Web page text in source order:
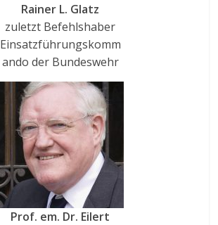
Rainer L. Glatz
zuletzt Befehlshaber
Einsatzführungskomm
ando der Bundeswehr
Prof. em. Dr. Eilert